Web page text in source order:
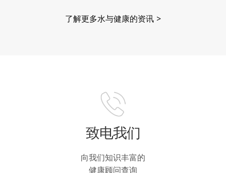
了解更多水与健康的资讯 >
致电我们
向我们知识丰富的
健康顾问查询